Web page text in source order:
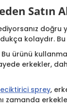
Satın
kolaydır.
Bu ürünü
erkekler,
sprey,
zamanda